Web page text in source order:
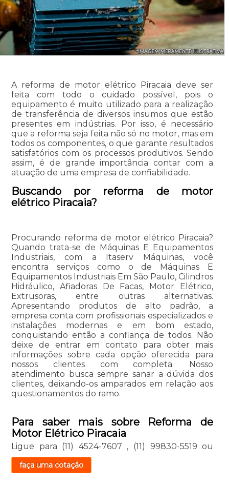
A reforma de motor elétrico Piracaia deve ser
feita com todo o cuidado possível, pois o
equipamento é muito utilizado para a realização
de transferência de diversos insumos que estão
presentes em indústrias. Por isso, é necessário
que a reforma seja feita não só no motor, mas em
todos os componentes, o que garante resultados
satisfatórios com os processos produtivos. Sendo
assim, é de grande importância contar com a
atuação de uma empresa de confiabilidade.
Buscando por reforma de motor
elétrico Piracaia?
Procurando reforma de motor elétrico Piracaia?
Quando trata-se de Máquinas E Equipamentos
Industriais, com a Itaserv Máquinas, você
encontra serviços como o de Máquinas E
Equipamentos Industriais Em São Paulo, Cilindros
Hidráulico, Afiadoras De Facas, Motor Elétrico,
Extrusoras, entre outras alternativas.
Apresentando produtos de alto padrão, a
empresa conta com profissionais especializados e
instalações modernas e em bom estado,
conquistando então a confiança de todos. Não
deixe de entrar em contato para obter mais
informações sobre cada opção oferecida para
nossos clientes com completa. Nosso
atendimento busca sempre sanar a dúvida dos
clientes, deixando-os amparados em relação aos
questionamentos do ramo.
Para saber mais sobre Reforma de
Motor Elétrico Piracaia
Ligue para (11) 4524-7607 , (11) 99830-5519 ou
faça uma cotação